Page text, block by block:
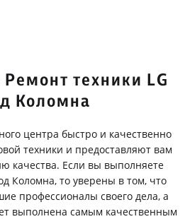
техники LG
Коломна
центра быстро и качественно
техники и предоставляют вам
качества. Если вы выполняете
Коломна, то уверены в том, что
профессионалы своего дела, а
выполнена самым качественным